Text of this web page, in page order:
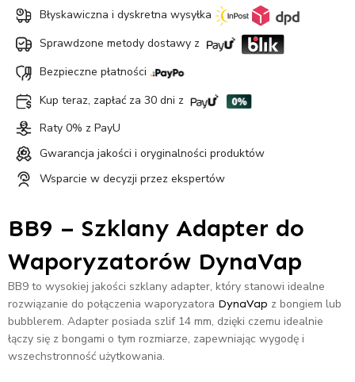
Błyskawiczna i dyskretna wysyłka
Sprawdzone metody dostawy z
Bezpieczne płatności
Kup teraz, zapłać za 30 dni z
Raty 0% z PayU
Gwarancja jakości i oryginalności produktów
Wsparcie w decyzji przez ekspertów
BB9 – Szklany Adapter do
Waporyzatorów DynaVap
BB9 to wysokiej jakości szklany adapter, który stanowi idealne
rozwiązanie do połączenia waporyzatora DynaVap z bongiem lub
bubblerem. Adapter posiada szlif 14 mm, dzięki czemu idealnie
łączy się z bongami o tym rozmiarze, zapewniając wygodę i
wszechstronność użytkowania.